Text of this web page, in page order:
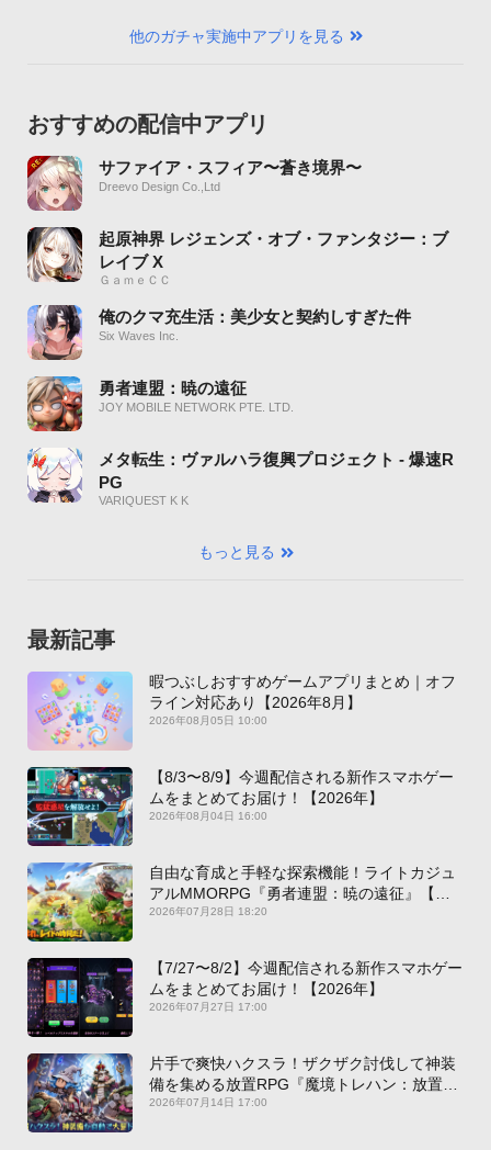
他のガチャ実施中アプリを見る
おすすめの配信中アプリ
サファイア・スフィア〜蒼き境界〜
Dreevo Design Co.,Ltd
起原神界 レジェンズ・オブ・ファンタジー：ブ
レイブ X
ＧａｍｅＣＣ
俺のクマ充生活：美少女と契約しすぎた件
Six Waves Inc.
勇者連盟：暁の遠征
JOY MOBILE NETWORK PTE. LTD.
メタ転生：ヴァルハラ復興プロジェクト - 爆速R
PG
VARIQUEST K K
もっと見る
最新記事
暇つぶしおすすめゲームアプリまとめ｜オフ
ライン対応あり【2026年8月】
2026年08月05日 10:00
【8/3〜8/9】今週配信される新作スマホゲー
ムをまとめてお届け！【2026年】
2026年08月04日 16:00
自由な育成と手軽な探索機能！ライトカジュ
アルMMORPG『勇者連盟：暁の遠征』【最
新作PICKUP】
2026年07月28日 18:20
【7/27〜8/2】今週配信される新作スマホゲー
ムをまとめてお届け！【2026年】
2026年07月27日 17:00
片手で爽快ハクスラ！ザクザク討伐して神装
備を集める放置RPG『魔境トレハン：放置で
神装備』【最新作PICKUP】
2026年07月14日 17:00